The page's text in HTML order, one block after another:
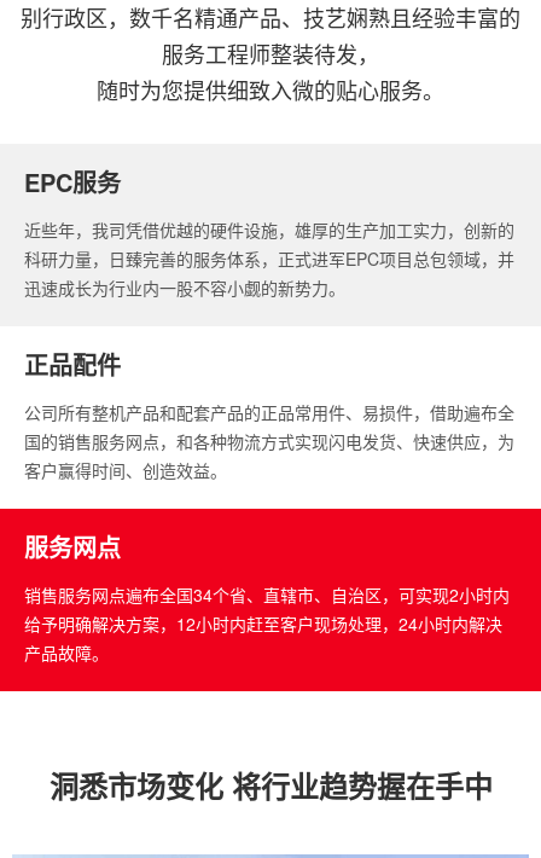
别行政区，数千名精通产品、技艺娴熟且经验丰富的
服务工程师整装待发，
随时为您提供细致入微的贴心服务。
EPC服务
近些年，我司凭借优越的硬件设施，雄厚的生产加工实力，创新的
科研力量，日臻完善的服务体系，正式进军EPC项目总包领域，并
迅速成长为行业内一股不容小觑的新势力。
正品配件
公司所有整机产品和配套产品的正品常用件、易损件，借助遍布全
国的销售服务网点，和各种物流方式实现闪电发货、快速供应，为
客户赢得时间、创造效益。
服务网点
销售服务网点遍布全国34个省、直辖市、自治区，可实现2小时内
给予明确解决方案，12小时内赶至客户现场处理，24小时内解决
产品故障。
洞悉市场变化 将行业趋势握在手中